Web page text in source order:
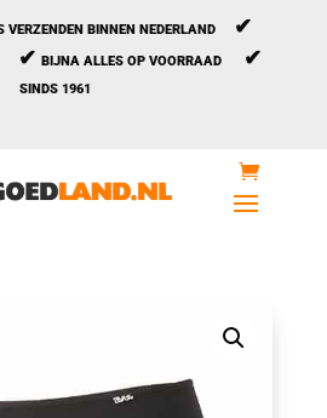
VERZENDEN BINNEN NEDERLAND ✔
✔ BIJNA ALLES OP VOORRAAD ✔
SINDS 1961